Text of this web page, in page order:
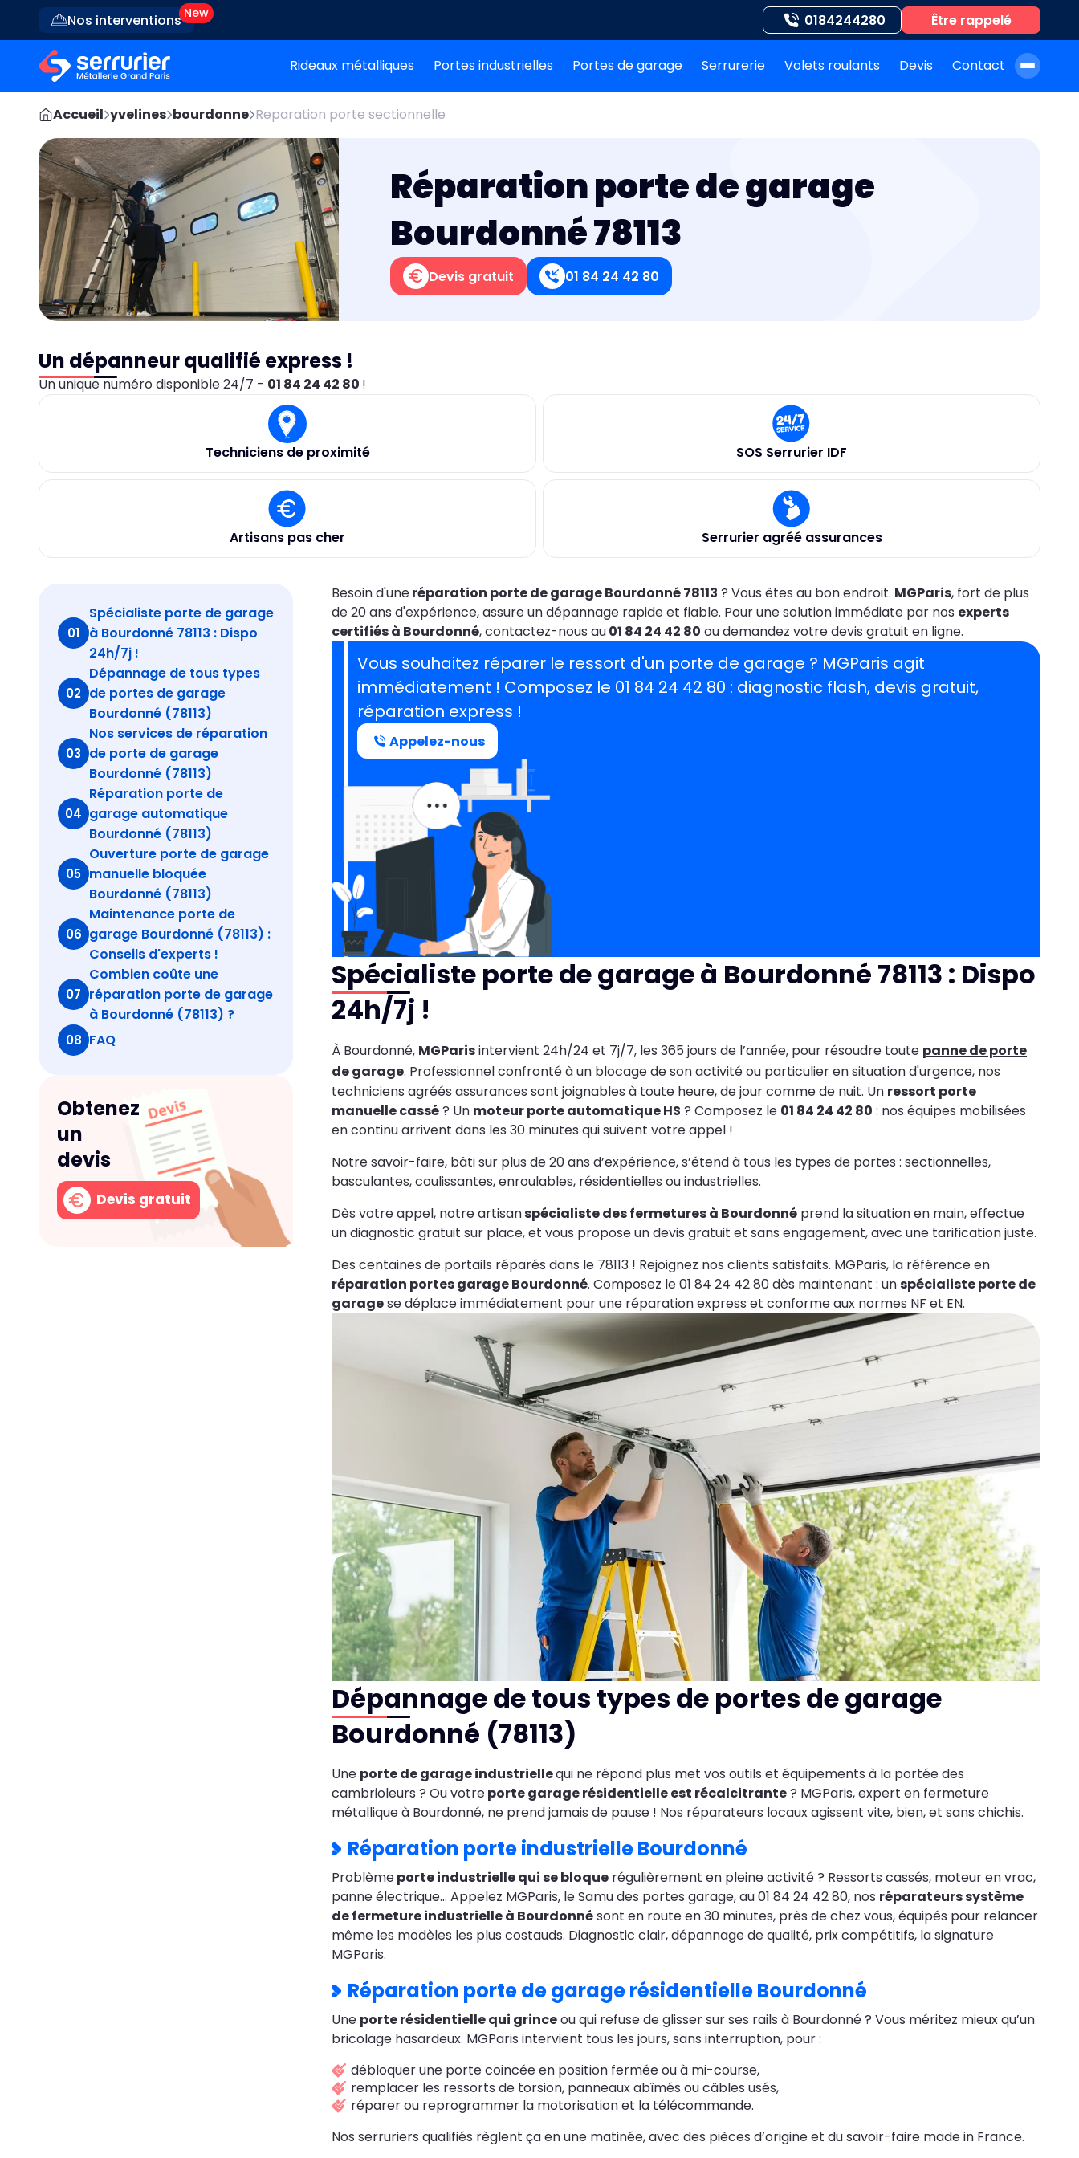
Nos interventions 0184244280 Être rappelé
Rideaux métalliques Portes industrielles Portes de garage Serrurerie Volets roulants Devis Contact
Accueil yvelines bourdonne Reparation porte sectionnelle
Réparation porte de garage
Bourdonné 78113
Devis gratuit 01 84 24 42 80
Un dépanneur qualifié express !
Un unique numéro disponible 24/7 - 01 84 24 42 80 !
Techniciens de proximité SOS Serrurier IDF
Artisans pas cher Serrurier agréé assurances
01
Spécialiste porte de garage
à Bourdonné 78113 : Dispo
24h/7j !
02
Dépannage de tous types
de portes de garage
Bourdonné (78113)
03
Nos services de réparation
de porte de garage
Bourdonné (78113)
04
Réparation porte de
garage automatique
Bourdonné (78113)
05
Ouverture porte de garage
manuelle bloquée
Bourdonné (78113)
06
Maintenance porte de
garage Bourdonné (78113) :
Conseils d'experts !
07
Combien coûte une
réparation porte de garage
à Bourdonné (78113) ?
08 FAQ
Obtenez
un
devis
Devis gratuit
Besoin d'uneréparation porte de garage Bourdonné 78113 ? Vous êtes au bon endroit. MGParis, fort de plus
de 20 ans d'expérience, assure un dépannage rapide et fiable. Pour une solution immédiate par nos experts
certifiés à Bourdonné, contactez-nous au01 84 24 42 80 ou demandez votre devis gratuit en ligne.
Vous souhaitez réparer le ressort d'un porte de garage ? MGParis agit
immédiatement ! Composez le 01 84 24 42 80 : diagnostic flash, devis gratuit,
réparation express !
Appelez-nous
Spécialiste porte de garage à Bourdonné 78113 : Dispo
24h/7j !
À Bourdonné, MGParisintervient 24h/24 et 7j/7, les 365 jours de l’année, pour résoudre toute panne de porte
de garage. Professionnel confronté à un blocage de son activité ou particulier en situation d'urgence, nos
techniciens agréés assurances sont joignables à toute heure, de jour comme de nuit. Un ressort porte
manuelle cassé? Un moteur porte automatique HS ? Composez le 01 84 24 42 80 : nos équipes mobilisées
en continu arrivent dans les 30 minutes qui suivent votre appel !
Notre savoir-faire, bâti sur plus de 20 ans d’expérience, s’étend à tous les types de portes : sectionnelles,
basculantes, coulissantes, enroulables, résidentielles ou industrielles.
Dès votre appel, notre artisanspécialiste des fermetures à Bourdonné prend la situation en main, effectue
un diagnostic gratuit sur place, et vous propose un devis gratuit et sans engagement, avec une tarification juste.
Des centaines de portails réparés dans le 78113 ! Rejoignez nos clients satisfaits. MGParis, la référence en
réparation portes garage Bourdonné. Composez le 01 84 24 42 80 dès maintenant : unspécialiste porte de
garagese déplace immédiatement pour une réparation express et conforme aux normes NF et EN.
Dépannage de tous types de portes de garage
Bourdonné (78113)
Une porte de garage industriellequi ne répond plus met vos outils et équipements à la portée des
cambrioleurs ? Ou votreporte garage résidentielle est récalcitrante? MGParis, expert en fermeture
métallique à Bourdonné, ne prend jamais de pause ! Nos réparateurs locaux agissent vite, bien, et sans chichis.
Réparation porte industrielle Bourdonné
Problèmeporte industrielle qui se bloque régulièrement en pleine activité ? Ressorts cassés, moteur en vrac,
panne électrique… Appelez MGParis, le Samu des portes garage, au 01 84 24 42 80, nos réparateurs système
de fermeture industrielle à Bourdonnésont en route en 30 minutes, près de chez vous, équipés pour relancer
même les modèles les plus costauds. Diagnostic clair, dépannage de qualité, prix compétitifs, la signature
MGParis.
Réparation porte de garage résidentielle Bourdonné
Une porte résidentielle qui grinceou qui refuse de glisser sur ses rails à Bourdonné ? Vous méritez mieux qu’un
bricolage hasardeux. MGParis intervient tous les jours, sans interruption, pour :
débloquer une porte coincée en position fermée ou à mi-course,
remplacer les ressorts de torsion, panneaux abîmés ou câbles usés,
réparer ou reprogrammer la motorisation et la télécommande.
Nos serruriers qualifiés règlent ça en une matinée, avec des pièces d’origine et du savoir-faire made in France.